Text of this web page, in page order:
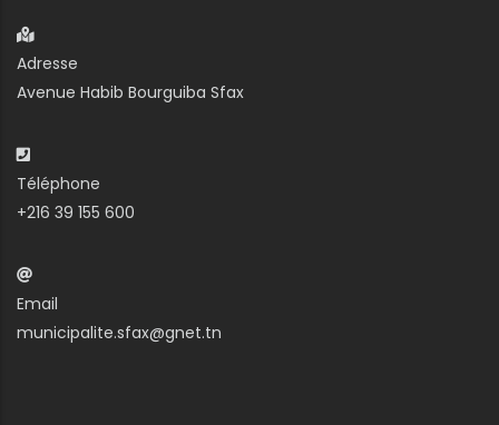
Adresse
Avenue Habib Bourguiba Sfax
Téléphone
+216 39 155 600
Email
municipalite.sfax@gnet.tn